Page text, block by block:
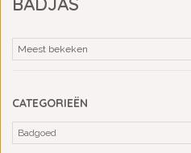
CATEGORIEËN